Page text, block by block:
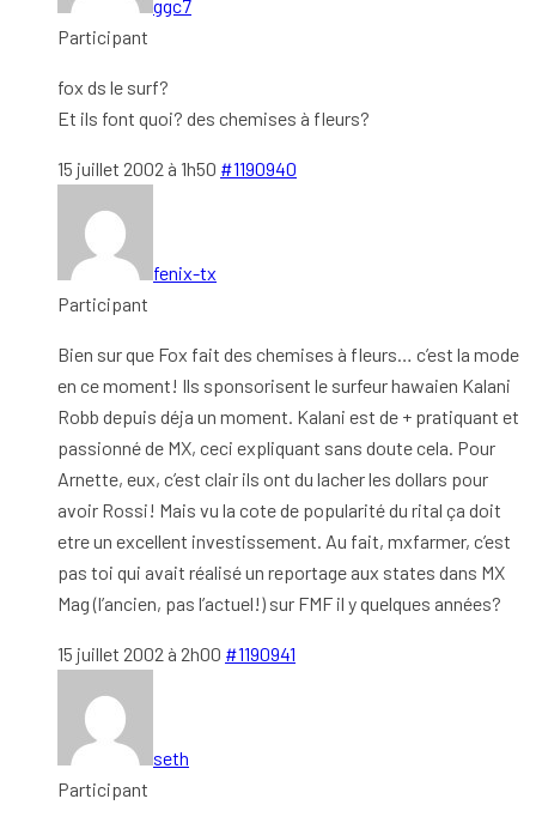
ggc7
Participant
fox ds le surf?
Et ils font quoi? des chemises à fleurs?
15 juillet 2002 à 1h50 #1190940
fenix-tx
Participant
Bien sur que Fox fait des chemises à fleurs… c’est la mode
en ce moment! Ils sponsorisent le surfeur hawaien Kalani
Robb depuis déja un moment. Kalani est de + pratiquant et
passionné de MX, ceci expliquant sans doute cela. Pour
Arnette, eux, c’est clair ils ont du lacher les dollars pour
avoir Rossi! Mais vu la cote de popularité du rital ça doit
etre un excellent investissement. Au fait, mxfarmer, c’est
pas toi qui avait réalisé un reportage aux states dans MX
Mag (l’ancien, pas l’actuel!) sur FMF il y quelques années?
15 juillet 2002 à 2h00 #1190941
seth
Participant